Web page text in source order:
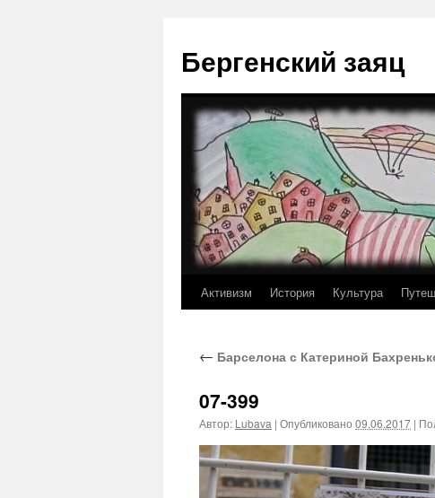
содержимому
Бергенский заяц
Активизм История Культура
← Барселона с Катериной
07-399
Автор: Lubava | Опубликовано 09.06.2017 |